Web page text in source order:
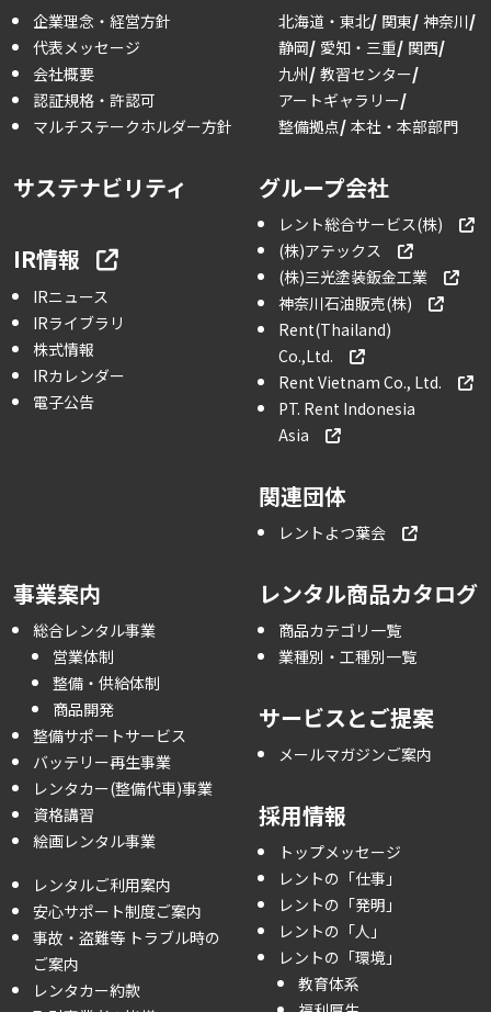
企業理念・経営方針
代表メッセージ
会社概要
認証規格・許認可
マルチステークホルダー方針
サステナビリティ
IR情報
IRニュース
IRライブラリ
株式情報
IRカレンダー
電子公告
北海道・東北 関東 神奈川
静岡 愛知・三重 関西
九州 教習センター
アートギャラリー
整備拠点 本社・本部部門
グループ会社
レント総合サービス(株)
(株)アテックス
(株)三光塗装鈑金工業
神奈川石油販売(株)
Rent(Thailand)
Co.,Ltd.
Rent Vietnam Co., Ltd.
PT. Rent Indonesia
Asia
関連団体
レントよつ葉会
事業案内
総合レンタル事業
営業体制
整備・供給体制
商品開発
整備サポートサービス
バッテリー再生事業
レンタカー(整備代車)事業
資格講習
絵画レンタル事業
レンタルご利用案内
安心サポート制度ご案内
事故・盗難等 トラブル時の
ご案内
レンタカー約款
レンタル商品カタログ
商品カテゴリ一覧
業種別・工種別一覧
サービスとご提案
メールマガジンご案内
採用情報
トップメッセージ
レントの「仕事」
レントの「発明」
レントの「人」
レントの「環境」
教育体系